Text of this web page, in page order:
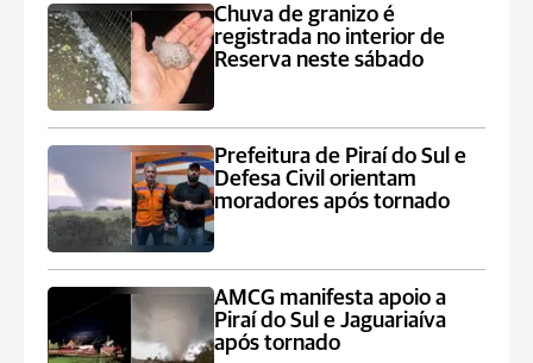
Chuva de granizo é
registrada no interior de
Reserva neste sábado
Prefeitura de Piraí do Sul e
Defesa Civil orientam
moradores após tornado
AMCG manifesta apoio a
Piraí do Sul e Jaguariaíva
após tornado